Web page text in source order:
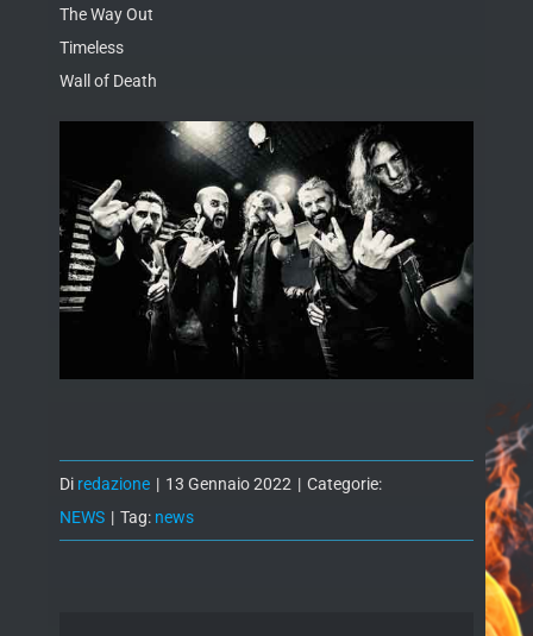
The Way Out
Timeless
Wall of Death
Di redazione | 13 Gennaio 2022 | Categorie:
NEWS | Tag: news